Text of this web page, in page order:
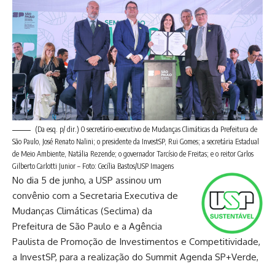
(Da esq. p/ dir.) O secretário-executivo de Mudanças Climáticas da Prefeitura de
São Paulo, José Renato Nalini; o presidente da InvestSP, Rui Gomes; a secretária Estadual
de Meio Ambiente, Natália Rezende; o governador Tarcísio de Freitas; e o reitor Carlos
Gilberto Carlotti Junior – Foto: Cecília Bastos/USP Imagens
No dia 5 de junho, a USP assinou um
convênio com a Secretaria Executiva de
Mudanças Climáticas (Seclima) da
Prefeitura de São Paulo e a Agência
Paulista de Promoção de Investimentos e Competitividade,
a InvestSP, para a realização do Summit Agenda SP+Verde,